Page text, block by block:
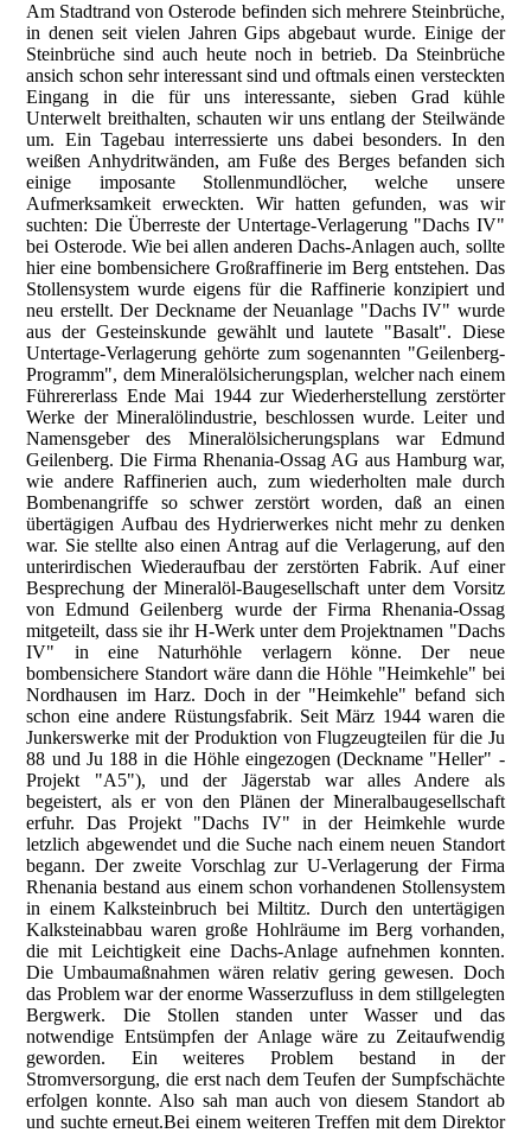
Am Stadtrand von Osterode befinden sich mehrere Steinbrüche,
in denen seit vielen Jahren Gips abgebaut wurde. Einige der
Steinbrüche sind auch heute noch in betrieb. Da Steinbrüche
ansich schon sehr interessant sind und oftmals einen versteckten
Eingang in die für uns interessante, sieben Grad kühle
Unterwelt breithalten, schauten wir uns entlang der Steilwände
um. Ein Tagebau interressierte uns dabei besonders. In den
weißen Anhydritwänden, am Fuße des Berges befanden sich
einige imposante Stollenmundlöcher, welche unsere
Aufmerksamkeit erweckten. Wir hatten gefunden, was wir
suchten: Die Überreste der Untertage-Verlagerung "Dachs IV"
bei Osterode. Wie bei allen anderen Dachs-Anlagen auch, sollte
hier eine bombensichere Großraffinerie im Berg entstehen. Das
Stollensystem wurde eigens für die Raffinerie konzipiert und
neu erstellt. Der Deckname der Neuanlage "Dachs IV" wurde
aus der Gesteinskunde gewählt und lautete "Basalt". Diese
Untertage-Verlagerung gehörte zum sogenannten "Geilenberg-
Programm", dem Mineralölsicherungsplan, welcher nach einem
Führererlass Ende Mai 1944 zur Wiederherstellung zerstörter
Werke der Mineralölindustrie, beschlossen wurde. Leiter und
Namensgeber des Mineralölsicherungsplans war Edmund
Geilenberg. Die Firma Rhenania-Ossag AG aus Hamburg war,
wie andere Raffinerien auch, zum wiederholten male durch
Bombenangriffe so schwer zerstört worden, daß an einen
übertägigen Aufbau des Hydrierwerkes nicht mehr zu denken
war. Sie stellte also einen Antrag auf die Verlagerung, auf den
unterirdischen Wiederaufbau der zerstörten Fabrik. Auf einer
Besprechung der Mineralöl-Baugesellschaft unter dem Vorsitz
von Edmund Geilenberg wurde der Firma Rhenania-Ossag
mitgeteilt, dass sie ihr H-Werk unter dem Projektnamen "Dachs
IV" in eine Naturhöhle verlagern könne. Der neue
bombensichere Standort wäre dann die Höhle "Heimkehle" bei
Nordhausen im Harz. Doch in der "Heimkehle" befand sich
schon eine andere Rüstungsfabrik. Seit März 1944 waren die
Junkerswerke mit der Produktion von Flugzeugteilen für die Ju
88 und Ju 188 in die Höhle eingezogen (Deckname "Heller" -
Projekt "A5"), und der Jägerstab war alles Andere als
begeistert, als er von den Plänen der Mineralbaugesellschaft
erfuhr. Das Projekt "Dachs IV" in der Heimkehle wurde
letzlich abgewendet und die Suche nach einem neuen Standort
begann. Der zweite Vorschlag zur U-Verlagerung der Firma
Rhenania bestand aus einem schon vorhandenen Stollensystem
in einem Kalksteinbruch bei Miltitz. Durch den untertägigen
Kalksteinabbau waren große Hohlräume im Berg vorhanden,
die mit Leichtigkeit eine Dachs-Anlage aufnehmen konnten.
Die Umbaumaßnahmen wären relativ gering gewesen. Doch
das Problem war der enorme Wasserzufluss in dem stillgelegten
Bergwerk. Die Stollen standen unter Wasser und das
notwendige Entsümpfen der Anlage wäre zu Zeitaufwendig
geworden. Ein weiteres Problem bestand in der
Stromversorgung, die erst nach dem Teufen der Sumpfschächte
erfolgen konnte. Also sah man auch von diesem Standort ab
und suchte erneut.Bei einem weiteren Treffen mit dem Direktor